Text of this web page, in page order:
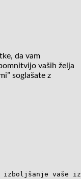
da vam
vaših želja
soglašate z
izboljšanje vaše